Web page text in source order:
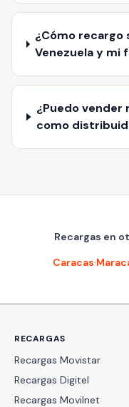
¿Cómo recargo
Venezuela y mi
¿Puedo vender
como
Recargas en
Caracas·
RECARGAS
Recargas Movistar
Recargas Digitel
Recargas Movilnet